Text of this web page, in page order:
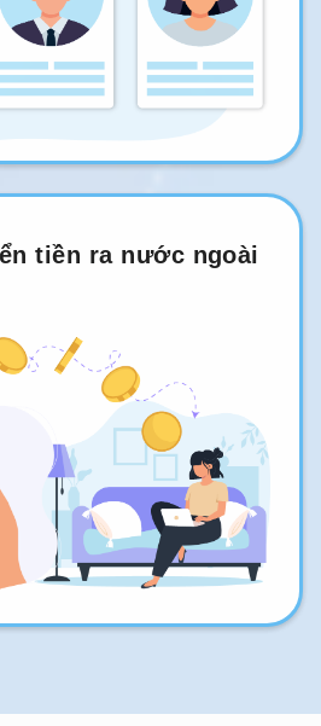
tiền ra nước ngoài